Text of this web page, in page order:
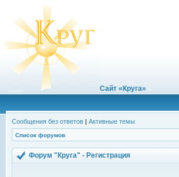
Сайт «Круга»
Сообщения без ответов | Активные темы
Список форумов
Форум "Круга" - Регистрация